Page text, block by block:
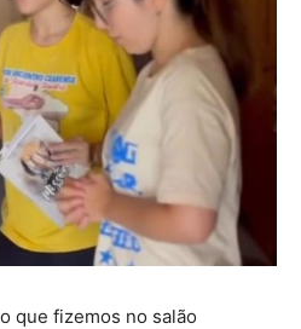
que fizemos no salão